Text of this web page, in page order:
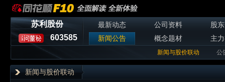
苏利股份
603585
最新动态 公司资料
股
新闻公告
概念题材 主
新闻与股价联动 公
新闻与股价联动